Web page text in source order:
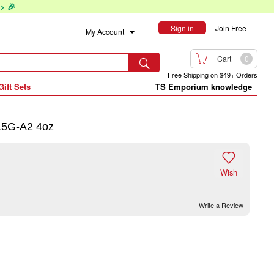
🎉
My Account Sign in Join Free
  Cart 0
Free Shipping on $49+ Orders
Sets TS Emporium knowledge
A2 4oz
Write a Review

Wish